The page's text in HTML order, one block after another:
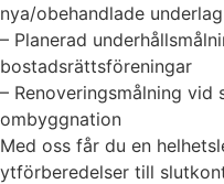
nya/obehandlade underlag
– Planerad
bostadsrättsföreningar
– Renoveringsmålning
ombyggnation
Med oss får du en
ytförberedelser till